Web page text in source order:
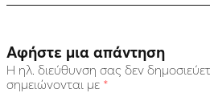
Αφήστε μια απάντηση
Η ηλ. διεύθυνση σας δεν
σημειώνονται με *